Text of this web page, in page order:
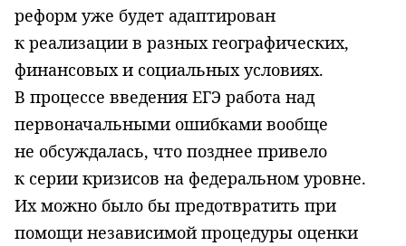
реформ уже будет адаптирован
к реализации в разных географических,
финансовых и социальных условиях.
В процессе введения ЕГЭ работа над
первоначальными ошибками вообще
не обсуждалась, что позднее привело
к серии кризисов на федеральном уровне.
Их можно было бы предотвратить при
помощи независимой процедуры оценки